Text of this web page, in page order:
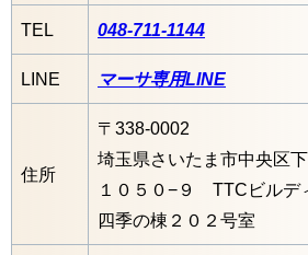
TEL 048-711-1144
LINE マーサ専用LINE
住所
〒338-0002
埼玉県さいたま市中央区
１０５０−９ TTCビルデ
四季の棟２０２号室